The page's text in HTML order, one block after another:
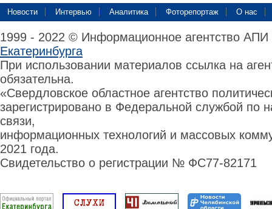
Новости Интервью Аналитика Фоторепортаж О нас
1999 - 2022 © Информационное агентство
Екатеринбурга
При использовании материалов ссылка на
обязательна.
«Свердловское областное агентство
зарегистрировано в Федеральной службой по
связи,
информационных технологий и массовых
2021 года.
Свидетельство о регистрации № ФС77-82171